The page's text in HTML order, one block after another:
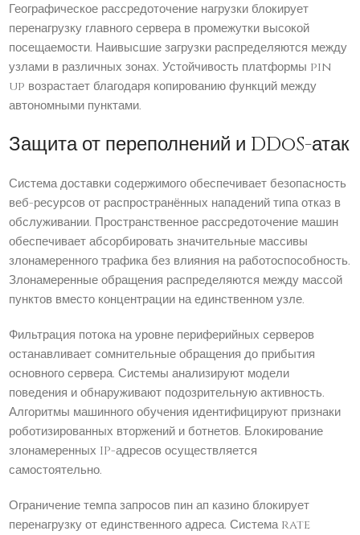
Географическое рассредоточение нагрузки блокирует
перенагрузку главного сервера в промежутки высокой
посещаемости. Наивысшие загрузки распределяются между
узлами в различных зонах. Устойчивость платформы pin
up возрастает благодаря копированию функций между
автономными пунктами.
Защита от переполнений и DDoS-атак
Система доставки содержимого обеспечивает безопасность
веб-ресурсов от распространённых нападений типа отказ в
обслуживании. Пространственное рассредоточение машин
обеспечивает абсорбировать значительные массивы
злонамеренного трафика без влияния на работоспособность.
Злонамеренные обращения распределяются между массой
пунктов вместо концентрации на единственном узле.
Фильтрация потока на уровне периферийных серверов
останавливает сомнительные обращения до прибытия
основного сервера. Системы анализируют модели
поведения и обнаруживают подозрительную активность.
Алгоритмы машинного обучения идентифицируют признаки
роботизированных вторжений и ботнетов. Блокирование
злонамеренных IP-адресов осуществляется
самостоятельно.
Ограничение темпа запросов пин ап казино блокирует
перенагрузку от единственного адреса. Система rate